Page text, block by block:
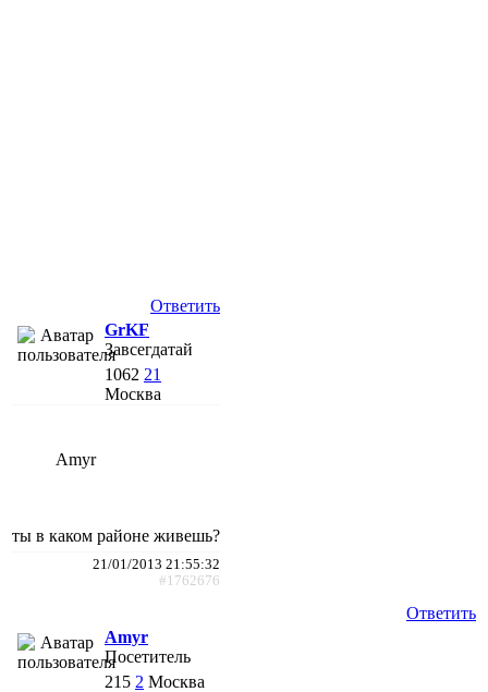
Ответить
GrKF
Завсегдатай
1062 21
Москва
Amyr
ты в каком районе живешь?
21/01/2013 21:55:32
#1762676
Ответить
Amyr
Посетитель
215 2 Москва